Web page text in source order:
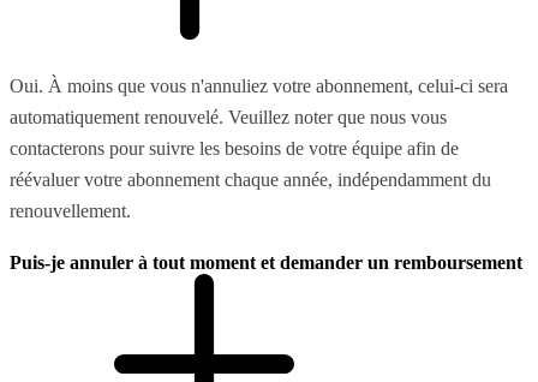
Oui. À moins que vous n'annuliez votre abonnement, celui-ci sera
automatiquement renouvelé. Veuillez noter que nous vous
contacterons pour suivre les besoins de votre équipe afin de
réévaluer votre abonnement chaque année, indépendamment du
renouvellement.
Puis-je annuler à tout moment et demander un remboursement